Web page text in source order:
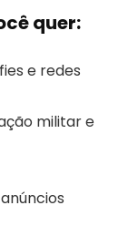
quer:
e redes
militar e